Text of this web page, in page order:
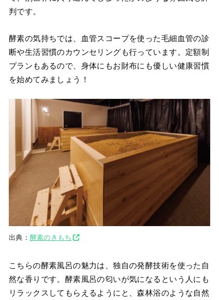
判です。
酵素の気持ちでは、血管スコープを使った毛細血管の診
断や生活習慣のカウンセリングも行っています。定額制
プランもあるので、身体にもお財布にも優しい健康習慣
を始めてみましょう！
出典： 酵素のきもち
こちらの酵素風呂の魅力は、独自の発酵技術を使った自
然な香りです。酵素風呂の匂いが気になるという人にも
リラックスしてもらえるようにと、森林浴のような自然